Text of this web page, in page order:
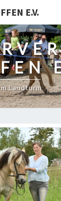
E.V.
Landturm